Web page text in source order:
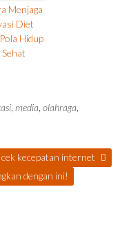
Menjaga
Diet
Hidup
, media, olahraga,
kecepatan internet
dengan ini!